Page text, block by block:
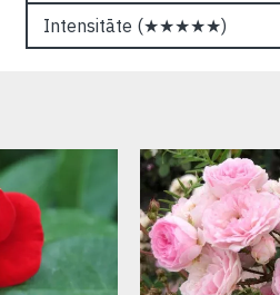
Intensitāte (★★★★★)